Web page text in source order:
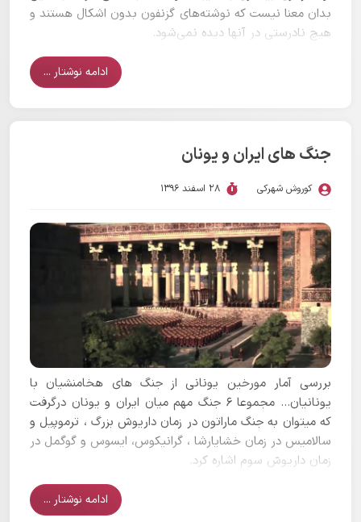
بدان معنا نیست که نوشته‌های گزنفون بدون اشکال هستند و
هیچ نادرستی در آنها دیده نمی‌شود.
ادامه نوشتار ...
جنگ های ایران و یونان
کوروش شهرکی 28 اسفند 1396
بررسی آمار مورخین یونانی از جنگ های هخامنشیان با
یونانیان... مجموعا 6 جنگ مهم میان ایران و یونان درگرفت
که میتوان به جنگ ماراتون در زمان داریوش بزرگ ، ترموپیل و
سالامیس در زمان خشایارشا ، گرانیکوس، ایسوس و گوگمل در
زمان داریوش سوم اشاره کرد.
ادامه نوشتار ...